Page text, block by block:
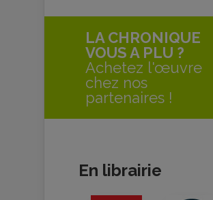
LA CHRONIQUE
VOUS A PLU ?
Achetez l'œuvre
chez nos
partenaires !
En librairie